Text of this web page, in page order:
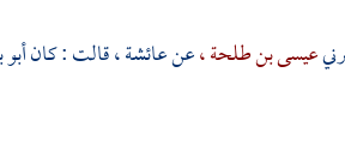
عيسى بن طلحة ،عنعائشة ،قالت : كان